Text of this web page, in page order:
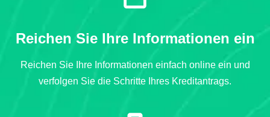
Reichen Sie Ihre Informationen ein
Reichen Sie Ihre Informationen einfach online ein und
verfolgen Sie die Schritte Ihres Kreditantrags.